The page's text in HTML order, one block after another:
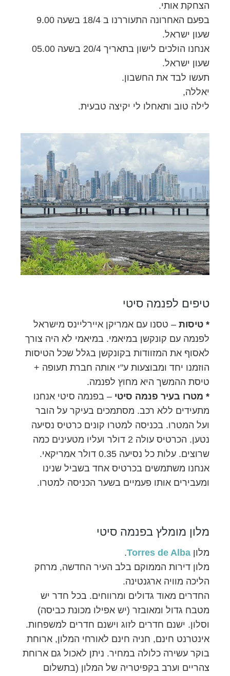
הצחקת אותי.
בפעם האחרונה התעוררנו ב 18/4 בשעה 9.00
שעון ישראל.
אנחנו הולכים לישון בתאריך 20/4 בשעה 05.00
שעון ישראל.
תעשו לבד את החשבון.
יאללה,
לילה טוב ותאחלו לי יקיצה טבעית.
טיפים לפנמה סיטי
* טיסות – טסנו עם אמריקן איירליינס מישראל
לפנמה עם קונקשן במיאמי. במיאמי לא היה צורך
לאסוף את המזוודות בקונקשן בגלל שכל הטיסות
הוזמנו יחד ומבוצעות ע"י אותה חברת תעופה +
טיסת ההמשך היא מחוץ לפנמה.
* מטרו בעיר פנמה סיטי – בפנמה סיטי אנחנו
מתעידים ללא רכב. מסתמכים בעיקר על הובר
ועל המטרו. בכניסה למטרו קונים כרטיס נסיעה
נטען. הכרטיס עולה 2 דולר ועליו מטעינים כמה
שרוצים. עלות כל נסיעה 0.35 דולר אמריקאי.
אנחנו משתמשים בכרטיס אחד בשביל שנינו
ומעבירים אותו פעמיים בשער הכניסה למטרו.
מלון מומלץ בפנמה סיטי
מלון Torres de Alba
.
מלון דירות הממוקם בלב העיר החדשה, מרחק
הליכה מוויה ארגנטינה.
החדרים מאוד גדולים ומרווחים. בכל חדר יש
מטבח גדול ומאובזר (יש אפילו מכונת כביסה)
וסלון. ישנם חדרים לזוג וישנם חדרים למשפחות.
אינטרנט חינם, חניה חינם לאורחי המלון, ארוחת
בוקר עשירה כלולה במחיר. ניתן לאכול גם ארוחת
צהריים וערב בקפיטריה של המלון (בתשלום